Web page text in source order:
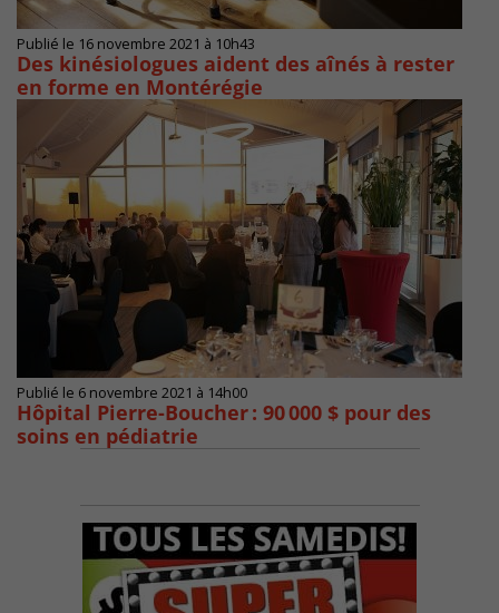
Publié le 16 novembre 2021 à 10h43
Des kinésiologues aident des aînés à rester
en forme en Montérégie
Publié le 6 novembre 2021 à 14h00
Hôpital Pierre-Boucher : 90 000 $ pour des
soins en pédiatrie